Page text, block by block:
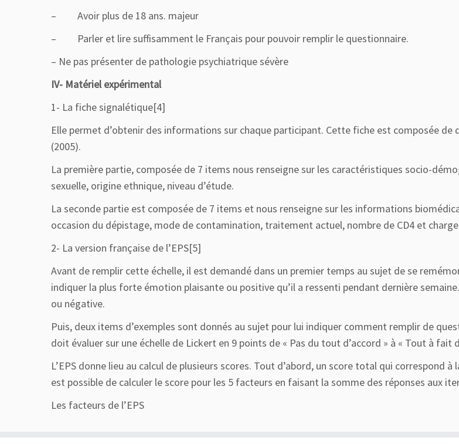
– Avoir plus de 18 ans. majeur
– Parler et lire suffisamment le Français pour pouvoir remplir le questionnaire.
– Ne pas présenter de pathologie psychiatrique sévère
IV- Matériel expérimental
1- La fiche signalétique[4]
Elle permet d’obtenir des informations sur chaque participant. Cette fiche est composée de
(2005).
La première partie, composée de 7 items nous renseigne sur les caractéristiques socio-
sexuelle, origine ethnique, niveau d’étude.
La seconde partie est composée de 7 items et nous renseigne sur les informations
occasion du dépistage, mode de contamination, traitement actuel, nombre de CD4 et
2- La version française de l’EPS[5]
Avant de remplir cette échelle, il est demandé dans un premier temps au sujet de se
indiquer la plus forte émotion plaisante ou positive qu’il a ressenti pendant dernière
ou négative.
Puis, deux items d’exemples sont donnés au sujet pour lui indiquer comment remplir de
doit évaluer sur une échelle de Lickert en 9 points de « Pas du tout d’accord » à « Tout à fait
L’EPS donne lieu au calcul de plusieurs scores. Tout d’abord, un score total qui correspond
est possible de calculer le score pour les 5 facteurs en faisant la somme des réponses aux
Les facteurs de l’EPS